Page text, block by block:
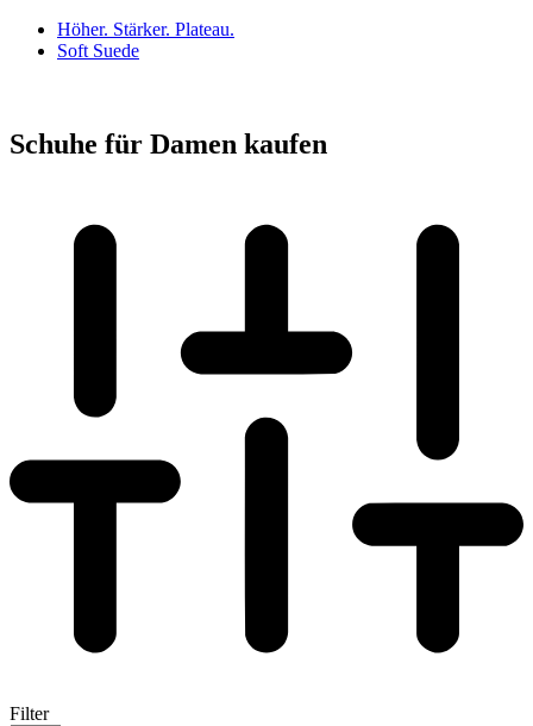
Höher. Stärker. Plateau.
Soft Suede
Schuhe für Damen kaufen
Filter